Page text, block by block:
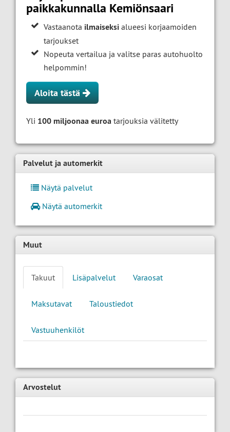
paikkakunnalla Kemiönsaari
Vastaanota ilmaiseksi alueesi korjaamoiden
tarjoukset
Nopeuta vertailua ja valitse paras autohuolto
helpommin!
Aloita tästä
Yli 100 miljoonaa euroa tarjouksia välitetty
Palvelut ja automerkit
Näytä palvelut
Näytä automerkit
Muut
Takuut Lisäpalvelut Varaosat
Maksutavat Taloustiedot
Vastuuhenkilöt
Arvostelut